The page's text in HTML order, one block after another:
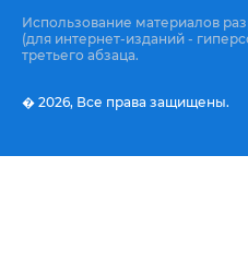
Использование материалов
(для интернет-изданий -
третьего абзаца.
� 2026, Все права защищены.